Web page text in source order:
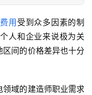
用 受到众多因素的制
人和企业来说极为关
间的价格差异也十分
域的建造师职业需求